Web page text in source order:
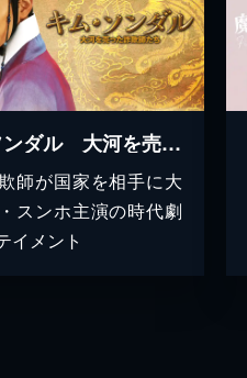
キム・ソンダル 大河を売った詐欺師たち
師が国家を相手に大
スンホ主演の時代劇
イメント